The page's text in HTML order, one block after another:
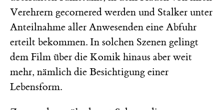
Verehrern gecornered werden und Stalker unter
Anteilnahme aller Anwesenden eine Abfuhr
erteilt bekommen. In solchen Szenen gelingt
dem Film über die Komik hinaus aber weit
mehr, nämlich die Besichtigung einer
Lebensform.